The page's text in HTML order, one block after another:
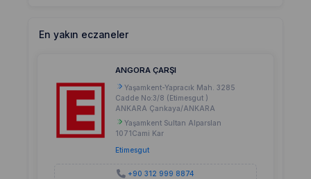
En yakın eczaneler
ANGORA ÇARŞI
Yaşamkent-Yapracık Mah. 3285
Cadde No:3/8 (Etimesgut )
ANKARA Çankaya/ANKARA
Yaşamkent Sultan Alparslan
1071Cami Kar
Etimesgut
+90 312 999 8874